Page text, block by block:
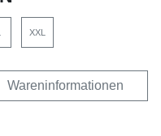
XXL
Wareninformationen